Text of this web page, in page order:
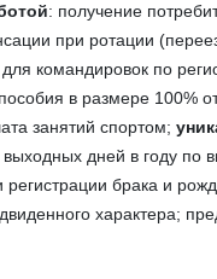
: получение
при ротации
командировок по
в размере 100%
занятий спортом;
дней в году по
брака и
характера;